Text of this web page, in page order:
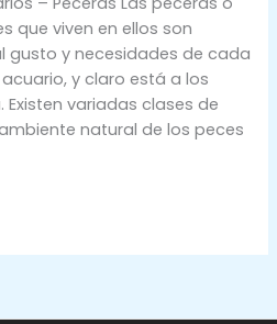
que viven en ellos son
gusto y necesidades de cada
y claro está a los
variadas clases de
natural de los peces